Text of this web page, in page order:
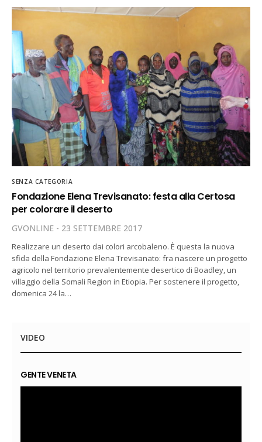
SENZA CATEGORIA
Fondazione Elena Trevisanato: festa alla Certosa
per colorare il deserto
GVONLINE 23 SETTEMBRE 2017
Realizzare un deserto dai colori arcobaleno. È questa la nuova
sfida della Fondazione Elena Trevisanato: fra nascere un progetto
agricolo nel territorio prevalentemente desertico di Boadley, un
villaggio della Somali Region in Etiopia. Per sostenere il progetto,
domenica 24 la…
VIDEO
GENTE VENETA